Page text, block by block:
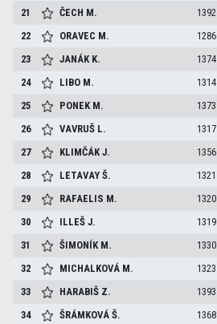
21
ČECH M. 1392
22
ORAVEC M. 1286
23
JANÁK K. 1374
24
LIBO M. 1314
25
PONEK M. 1373
26
VAVRUŠ L. 1317
27
KLIMČÁKJ. 1356
28
LETAVAYŠ. 1321
29
RAFAELIS M. 1320
30
ILLEŠJ. 1319
31
ŠIMONÍK M. 1330
32
MICHALKOVÁ M. 1323
33
HARABIŠ Z. 1393
34
ŠRÁMKOVÁŠ. 1368